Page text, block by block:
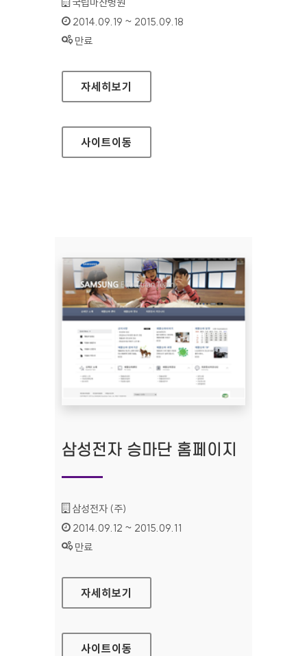
인증기간 :
2014.09.19 ~ 2015.09.18
상태 :
만료
국립마산병원 홈페이지
자세히보기
사이트이동
삼성전자 승마단 홈페이지
기관명 :
삼성전자 (주)
인증기간 :
2014.09.12 ~ 2015.09.11
상태 :
만료
삼성전자 승마단 홈페이지
자세히보기
사이트이동